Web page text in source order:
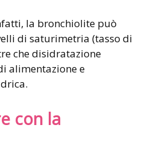
la bronchiolite può
di saturimetria (tasso di
che disidratazione
alimentazione e
con la